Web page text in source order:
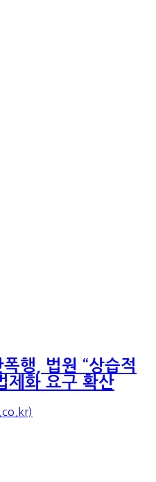
행, 법원 “상습적
제화 요구 확산